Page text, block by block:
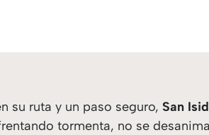
su ruta y un paso seguro, San
tormenta, no se